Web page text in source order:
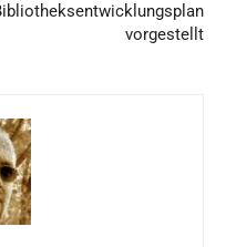
vorgestellt